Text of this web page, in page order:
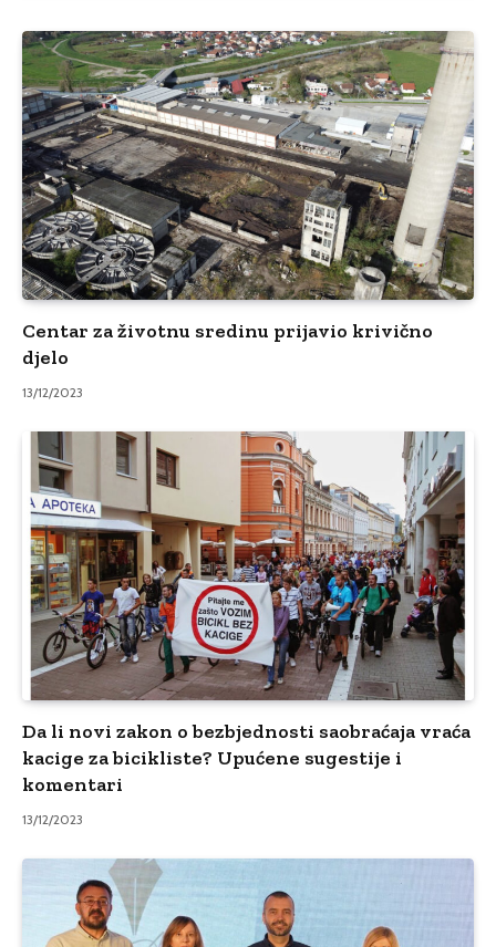
Centar za životnu sredinu prijavio krivično
djelo
13/12/2023
Da li novi zakon o bezbjednosti saobraćaja vraća
kacige za bicikliste? Upućene sugestije i
komentari
13/12/2023